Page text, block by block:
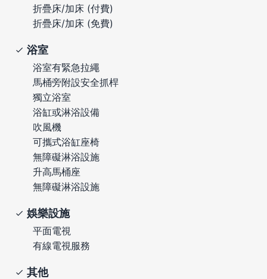
折疊床/加床 (付費)
折疊床/加床 (免費)
浴室
浴室有緊急拉繩
馬桶旁附設安全抓桿
獨立浴室
浴缸或淋浴設備
吹風機
可攜式浴缸座椅
無障礙淋浴設施
升高馬桶座
無障礙淋浴設施
娛樂設施
平面電視
有線電視服務
其他